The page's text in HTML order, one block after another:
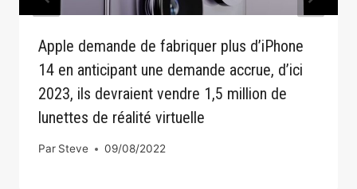
Apple demande de fabriquer plus d’iPhone
14 en anticipant une demande accrue, d’ici
2023, ils devraient vendre 1,5 million de
lunettes de réalité virtuelle
Par Steve 09/08/2022